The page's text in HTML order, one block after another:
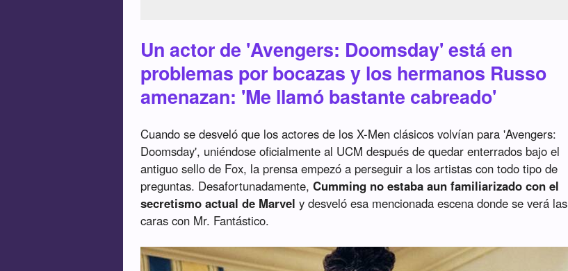
Un actor de 'Avengers: Doomsday' está en
problemas por bocazas y los hermanos Russo
amenazan: 'Me llamó bastante cabreado'
Cuando se desveló que los actores de los X-Men clásicos volvían para 'Avengers:
Doomsday', uniéndose oficialmente al UCM después de quedar enterrados bajo el
antiguo sello de Fox, la prensa empezó a perseguir a los artistas con todo tipo de
preguntas. Desafortunadamente,Cumming no estaba aun familiarizado con el
secretismo actual de Marvel y desveló esa mencionada escena donde se verá las
caras con Mr. Fantástico.